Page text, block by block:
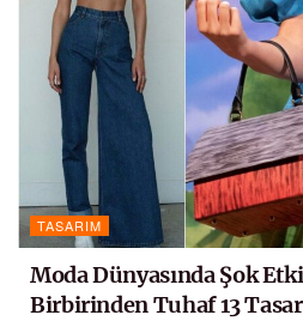
TASARIM
Moda Dünyasında Şok
Birbirinden Tuhaf 13